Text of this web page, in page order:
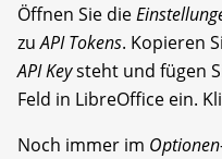
Öffnen Sie die
zuAPI Tokens. Kopieren
API Keysteht und fügen
Feld in LibreOffice ein.
Noch immer im Optionen